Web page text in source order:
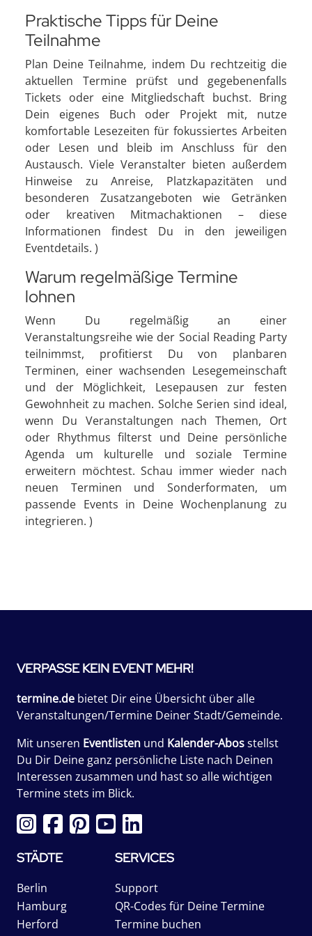
Praktische Tipps für Deine
Teilnahme
Plan Deine Teilnahme, indem Du rechtzeitig die
aktuellen Termine prüfst und gegebenenfalls
Tickets oder eine Mitgliedschaft buchst. Bring
Dein eigenes Buch oder Projekt mit, nutze
komfortable Lesezeiten für fokussiertes Arbeiten
oder Lesen und bleib im Anschluss für den
Austausch. Viele Veranstalter bieten außerdem
Hinweise zu Anreise, Platzkapazitäten und
besonderen Zusatzangeboten wie Getränken
oder kreativen Mitmachaktionen – diese
Informationen findest Du in den jeweiligen
Eventdetails. )
Warum regelmäßige Termine
lohnen
Wenn Du regelmäßig an einer
Veranstaltungsreihe wie der Social Reading Party
teilnimmst, profitierst Du von planbaren
Terminen, einer wachsenden Lesegemeinschaft
und der Möglichkeit, Lesepausen zur festen
Gewohnheit zu machen. Solche Serien sind ideal,
wenn Du Veranstaltungen nach Themen, Ort
oder Rhythmus filterst und Deine persönliche
Agenda um kulturelle und soziale Termine
erweitern möchtest. Schau immer wieder nach
neuen Terminen und Sonderformaten, um
passende Events in Deine Wochenplanung zu
integrieren. )
VERPASSE KEIN EVENT MEHR!
termine.de bietet Dir eine Übersicht über alle
Veranstaltungen/Termine Deiner Stadt/Gemeinde.
Mit unseren Eventlisten und Kalender-Abosstellst
Du Dir Deine ganz persönliche Liste nach Deinen
Interessen zusammen und hast so alle wichtigen
Termine stets im Blick.
STÄDTE
Berlin
Hamburg
Herford
SERVICES
Support
QR-Codes für Deine Termine
Termine buchen